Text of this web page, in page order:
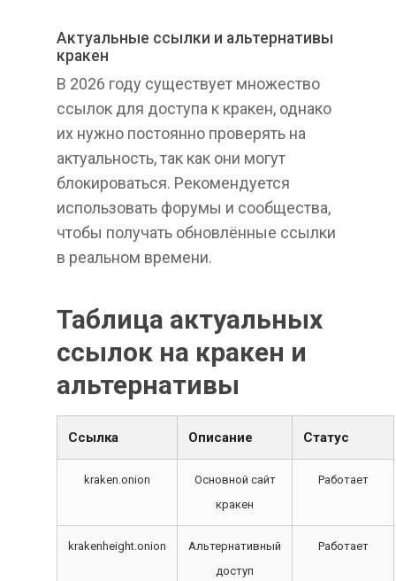
Актуальные ссылки и альтернативы
кракен
В 2026 году существует множество
ссылок для доступа к кракен, однако
их нужно постоянно проверять на
актуальность, так как они могут
блокироваться. Рекомендуется
использовать форумы и сообщества,
чтобы получать обновлённые ссылки
в реальном времени.
Таблица актуальных
ссылок на кракен и
альтернативы
Ссылка Описание Статус
kraken.onion
Основной сайт
кракен
Работает
krakenheight.onion
Альтернативный
доступ
Работает